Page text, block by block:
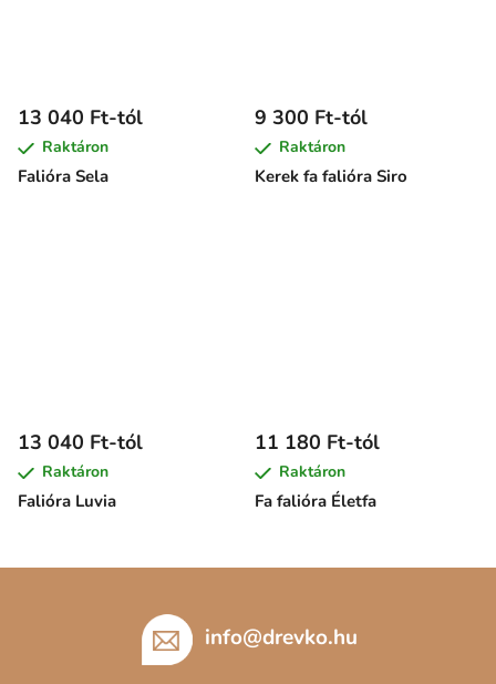
Falióra Sela
13 040 Ft-tól
Raktáron
Kerek fa falióra Siro
9 300 Ft-tól
Raktáron
Falióra Luvia
13 040 Ft-tól
Raktáron
Fa falióra Életfa
11 180 Ft-tól
Raktáron
info@drevko.hu